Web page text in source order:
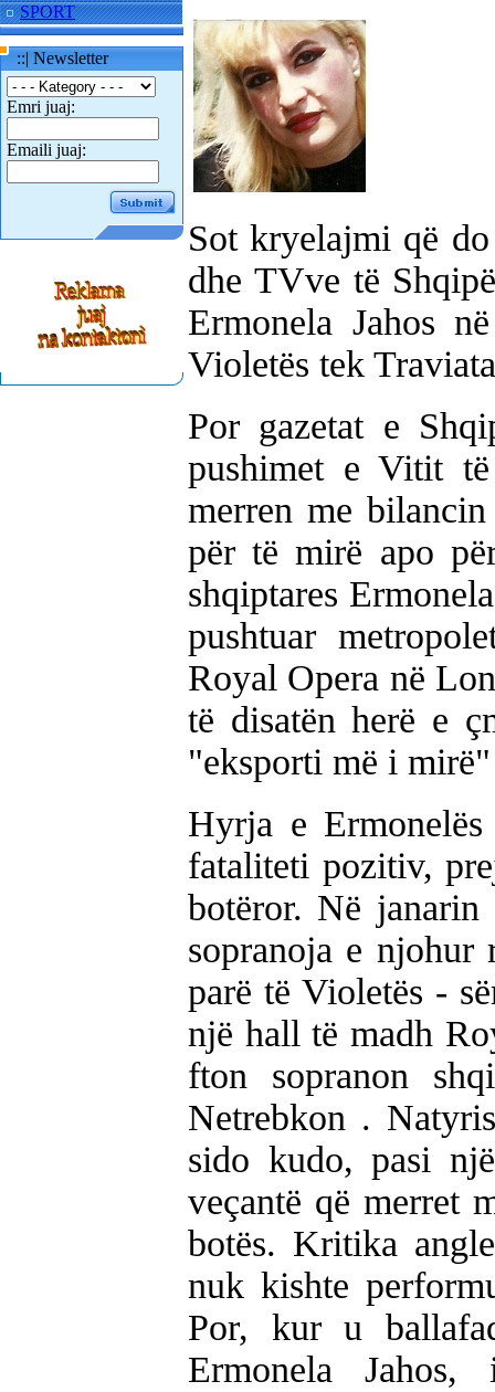
SPORT
::| Newsletter
Emri juaj:
Emaili juaj:
Sot kryelajmi që
dhe TVve të
Ermonela Jahos
Violetës tek
Por gazetat e
pushimet e Vitit
merren me
për të mirë apo
shqiptares
pushtuar
Royal Opera në
të disatën herë e
"eksporti më i
Hyrja e
fataliteti pozitiv,
botëror. Në
sopranoja e njohur
parë të Violetës -
një hall të madh
fton sopranon
Netrebkon .
sido kudo, pasi
veçantë që merret
botës. Kritika
nuk kishte
Por, kur u
Ermonela